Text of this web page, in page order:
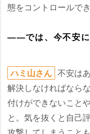
態をコントロールで
――では、今不安に
ハミ山さん 不安は
解決しなければなら
付けができないこと
と。気を抜くと自己